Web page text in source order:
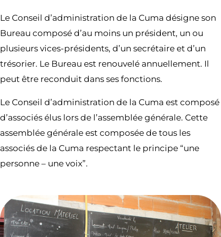
Le Conseil d’administration de la Cuma désigne son
Bureau composé d’au moins un président, un ou
plusieurs vices-présidents, d’un secrétaire et d’un
trésorier. Le Bureau est renouvelé annuellement. Il
peut être reconduit dans ses fonctions.
Le Conseil d’administration de la Cuma est composé
d’associés élus lors de l’assemblée générale. Cette
assemblée générale est composée de tous les
associés de la Cuma respectant le principe “une
personne – une voix”.